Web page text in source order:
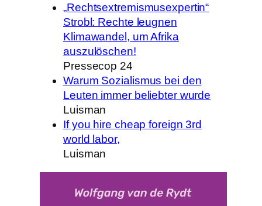
„Rechtsextremismusexpertin“
Strobl: Rechte leugnen
Klimawandel, um Afrika
auszulöschen!
Pressecop 24
Warum Sozialismus bei den
Leuten immer beliebter wurde
Luisman
If you hire cheap foreign 3rd
world labor,
Luisman